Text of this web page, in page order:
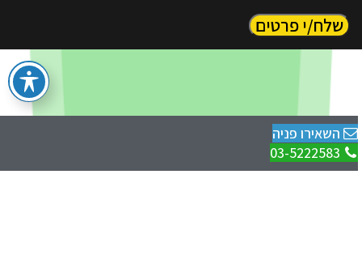
השאירו פניה
03-5222583
שלח/י פרטים